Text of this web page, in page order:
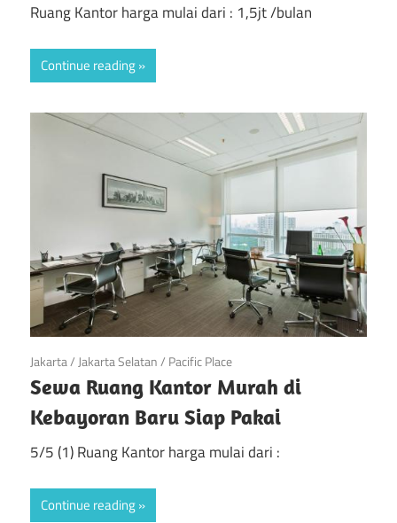
Ruang Kantor harga mulai dari : 1,5jt /bulan
Continue reading
April 23, 2019
Jakarta/ Jakarta Selatan/ Pacific Place
Sewa Ruang Kantor Murah di
Kebayoran Baru Siap Pakai
5/5 (1) Ruang Kantor harga mulai dari :
Continue reading